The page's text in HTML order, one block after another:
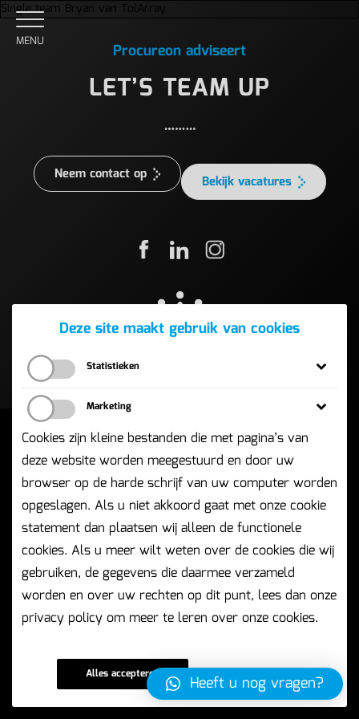
Deze site maakt gebruik van cookies
Statistieken
bezoekersstromen in te zien, deze informatie wordt
Marketing
Marketing cookies worden gebruikt om je
ingesloten content van andere sites te tonen. Denk
hierbij aan YouTube video's, Facebook share
buttons, Twitter tweets. Deze cookies kunnen
gebruikt worden om je gepersonaliseerde content
aan te bieden.
Cookies zijn kleine bestanden die met pagina’s van
deze website worden meegestuurd en door uw
browser op de harde schrijf van uw computer worden
opgeslagen. Als u niet akkoord gaat met onze cookie
statement dan plaatsen wij alleen de functionele
cookies. Als u meer wilt weten over de cookies die wij
gebruiken, de gegevens die daarmee verzameld
worden en over uw rechten op dit punt, lees dan onze
privacy policy om meer te leren over onze cookies.
Alles accepteren Accepteer selectie
MENU
Single team Bryan van TolArray
Procureon adviseert
LET’S TEAM UP
Neem contact op Bekijk vacatures
Procureon B.V. | BIC 1 | 5657 BX Eindhoven
Heeft u nog vragen?